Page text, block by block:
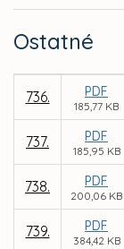
Ostatné
736. PDF
185,77 KB
737. PDF
185,95 KB
738. PDF
200,06 KB
739. PDF
384,42 KB